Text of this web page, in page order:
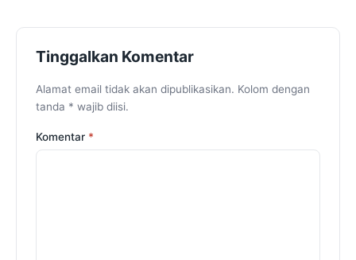
Tinggalkan Komentar
Alamat email tidak akan dipublikasikan. Kolom dengan
tanda * wajib diisi.
Komentar *